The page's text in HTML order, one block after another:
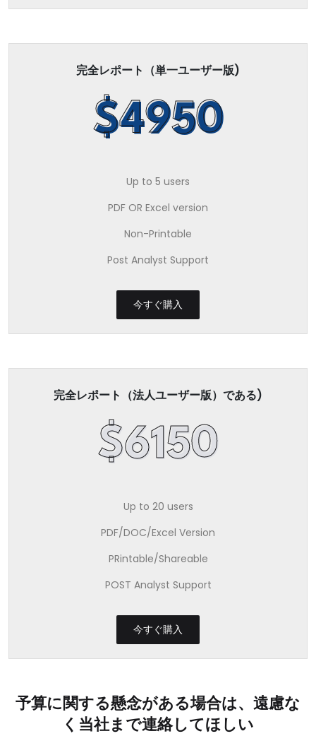
完全レポート（単一ユーザー版)
$4950
Up to 5 users
PDF OR Excel version
Non-Printable
Post Analyst Support
今すぐ購入
完全レポート（法人ユーザー版）である)
$6150
Up to 20 users
PDF/DOC/Excel Version
PRintable/Shareable
POST Analyst Support
今すぐ購入
予算に関する懸念がある場合は、遠慮な
く当社まで連絡してほしい